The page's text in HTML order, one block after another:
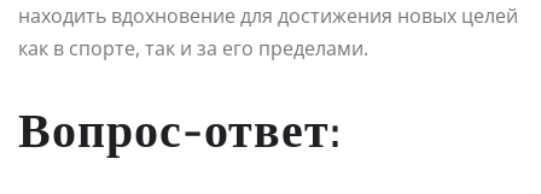
находить вдохновение для достижения новых целей
как в спорте, так и за его пределами.
Вопрос-ответ: